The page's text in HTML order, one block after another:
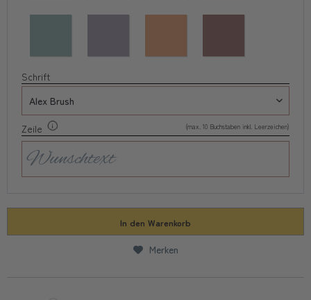
Schrift
Zeile (max. 10 Buchstaben inkl. Leerzeichen)
In den Warenkorb
Merken